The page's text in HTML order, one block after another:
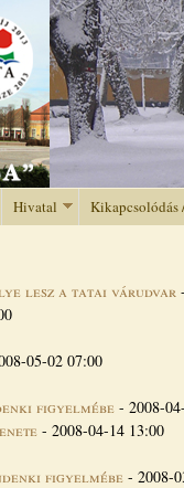
Hivatal Kikapcsolódás
lesz a tatai várudvar
05-02 07:00
figyelmébe - 2008-
- 2008-04-14 13:00
figyelmébe - 2008-